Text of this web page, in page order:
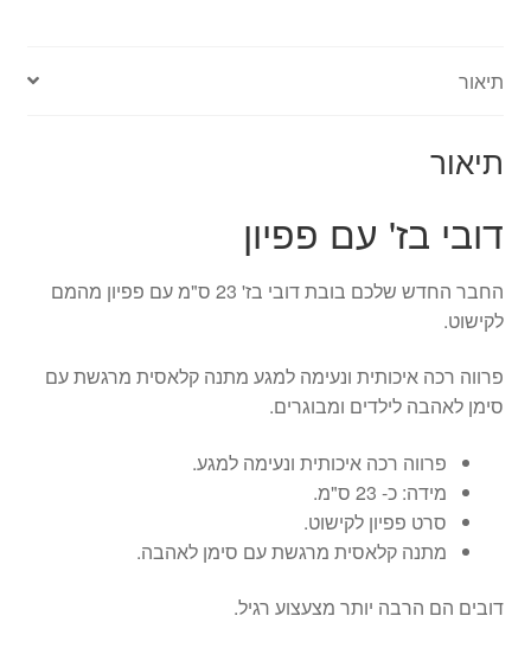
ס"מ
תיאור
תיאור
דובי בז' עם פפיון
החבר החדש שלכם בובת דובי בז' 23 ס"מ עם פפיון מהמם
לקישוט.
פרווה רכה איכותית ונעימה למגע מתנה קלאסית מרגשת עם
סימן לאהבה לילדים ומבוגרים.
פרווה רכה איכותית ונעימה למגע.
מידה: כ- 23 ס"מ.
סרט פפיון לקישוט.
מתנה קלאסית מרגשת עם סימן לאהבה.
דובים הם הרבה יותר מצעצוע רגיל.